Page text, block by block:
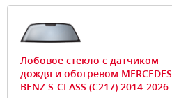
Лобовое стекло с датчиком
дождя и обогревом MERCEDES
BENZ S-CLASS (C217) 2014-2026